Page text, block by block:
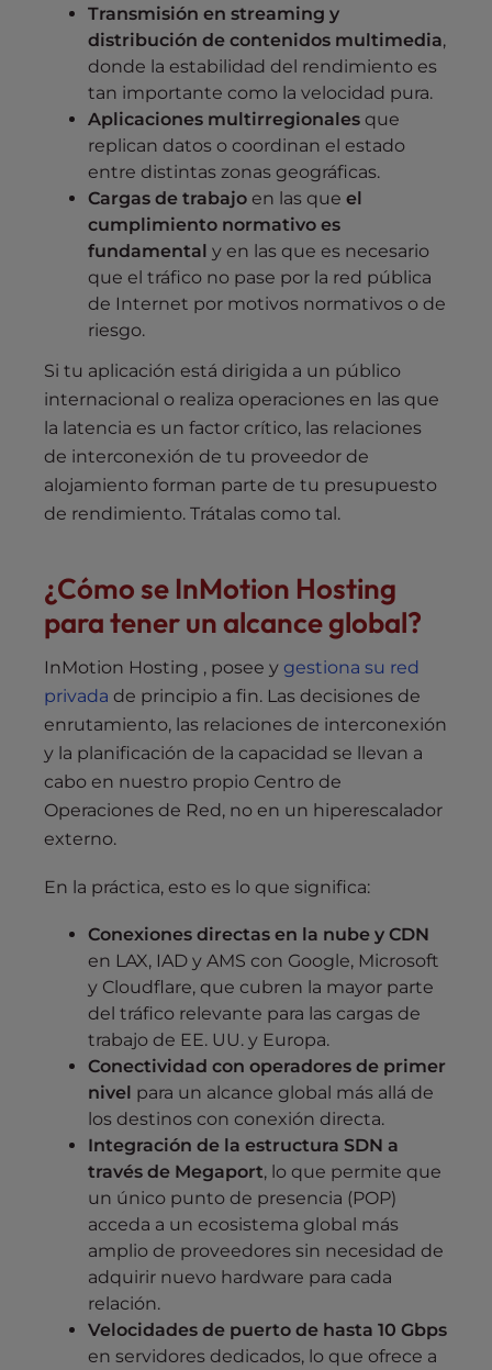
Transmisión en streaming y
distribución de contenidos multimedia,
donde la estabilidad del rendimiento es
tan importante como la velocidad pura.
Aplicaciones multirregionales que
replican datos o coordinan el estado
entre distintas zonas geográficas.
Cargas de trabajo en las que el
cumplimiento normativo es
fundamental y en las que es necesario
que el tráfico no pase por la red pública
de Internet por motivos normativos o de
riesgo.
Si tu aplicación está dirigida a un público
internacional o realiza operaciones en las que
la latencia es un factor crítico, las relaciones
de interconexión de tu proveedor de
alojamiento forman parte de tu presupuesto
de rendimiento. Trátalas como tal.
¿Cómo se InMotion Hosting
para tener un alcance global?
InMotion Hosting , posee y gestiona su red
privada de principio a fin. Las decisiones de
enrutamiento, las relaciones de interconexión
y la planificación de la capacidad se llevan a
cabo en nuestro propio Centro de
Operaciones de Red, no en un hiperescalador
externo.
En la práctica, esto es lo que significa:
Conexiones directas en la nube y CDN
en LAX, IAD y AMS con Google, Microsoft
y Cloudflare, que cubren la mayor parte
del tráfico relevante para las cargas de
trabajo de EE. UU. y Europa.
Conectividad con operadores de primer
nivel para un alcance global más allá de
los destinos con conexión directa.
Integración de la estructura SDN a
través de Megaport, lo que permite que
un único punto de presencia (POP)
acceda a un ecosistema global más
amplio de proveedores sin necesidad de
adquirir nuevo hardware para cada
relación.
Velocidades de puerto de hasta 10 Gbps
en servidores dedicados, lo que ofrece a